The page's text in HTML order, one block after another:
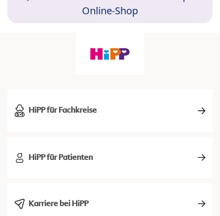
Online-Shop
HiPP für Fachkreise
HiPP für Patienten
Karriere bei HiPP